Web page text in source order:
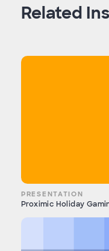
Related
PRESENTATION
Proximic Holiday